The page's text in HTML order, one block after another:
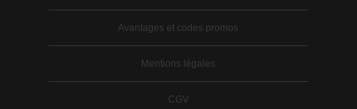
Avantages et codes promos
Mentions légales
CGV